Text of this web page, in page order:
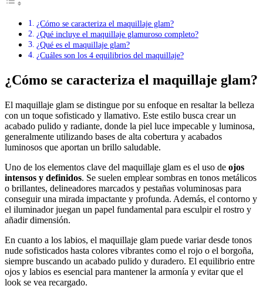
¿Cómo se caracteriza el maquillaje glam?
¿Qué incluye el maquillaje glamuroso completo?
¿Qué es el maquillaje glam?
¿Cuáles son los 4 equilibrios del maquillaje?
¿Cómo se caracteriza el maquillaje glam?
El maquillaje glam se distingue por su enfoque en resaltar la belleza
con un toque sofisticado y llamativo. Este estilo busca crear un
acabado pulido y radiante, donde la piel luce impecable y luminosa,
generalmente utilizando bases de alta cobertura y acabados
luminosos que aportan un brillo saludable.
Uno de los elementos clave del maquillaje glam es el uso de ojos
intensos y definidos. Se suelen emplear sombras en tonos metálicos
o brillantes, delineadores marcados y pestañas voluminosas para
conseguir una mirada impactante y profunda. Además, el contorno y
el iluminador juegan un papel fundamental para esculpir el rostro y
añadir dimensión.
En cuanto a los labios, el maquillaje glam puede variar desde tonos
nude sofisticados hasta colores vibrantes como el rojo o el borgoña,
siempre buscando un acabado pulido y duradero. El equilibrio entre
ojos y labios es esencial para mantener la armonía y evitar que el
look se vea recargado.